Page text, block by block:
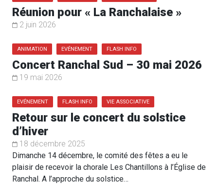
Réunion pour « La Ranchalaise »
2 juin 2026
ANIMATION EVÉNEMENT FLASH INFO
Concert Ranchal Sud – 30 mai 2026
19 mai 2026
EVÉNEMENT FLASH INFO VIE ASSOCIATIVE
Retour sur le concert du solstice
d’hiver
18 décembre 2025
Dimanche 14 décembre, le comité des fêtes a eu le
plaisir de recevoir la chorale Les Chantillons à l’Église de
Ranchal. A l’approche du solstice…